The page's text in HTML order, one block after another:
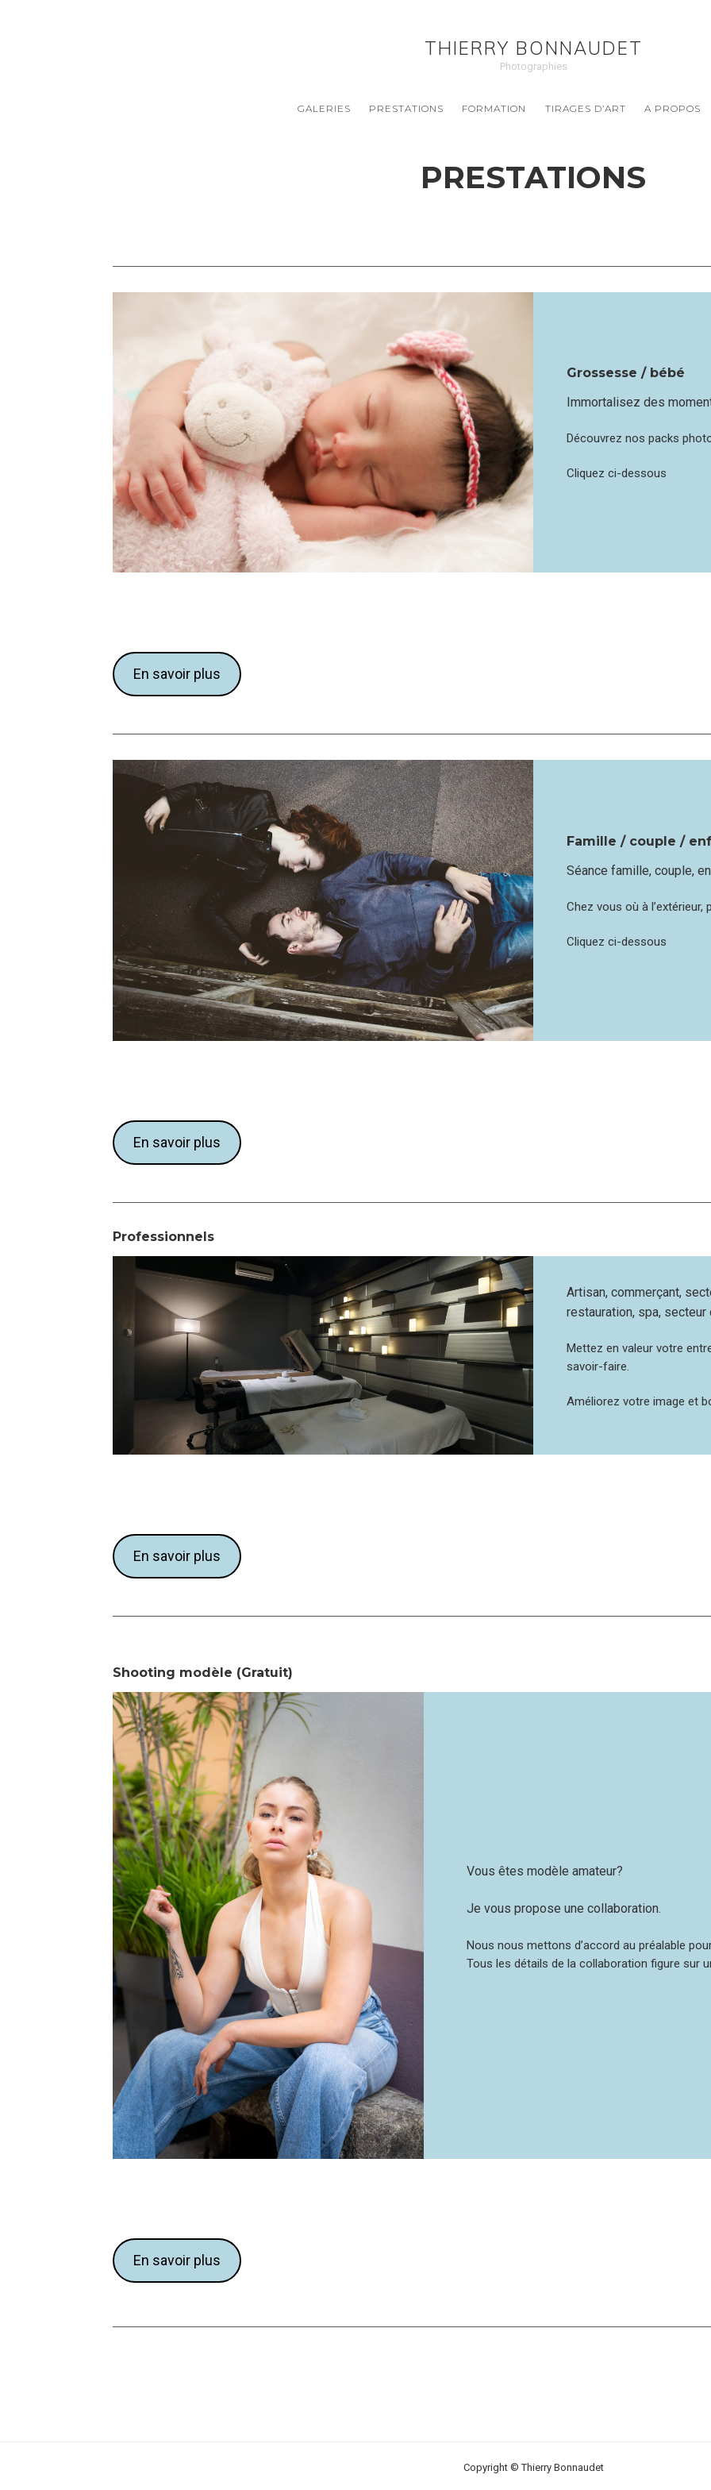
THIERRY BONNAUDET
Photographies
GALERIES PRESTATIONS FORMATION TIRAGES D’ART A PROPOS
PRESTATIONS
Grossesse / bébé
Immortalisez des
Découvrez nos packs
Cliquez ci-dessous
En savoir plus
Famille / couple /
Séance famille, couple,
Chez vous où à
Cliquez ci-dessous
En savoir plus
Professionnels
Artisan, commerçant,
restauration, spa,
Mettez en valeur votre
savoir-faire.
Améliorez votre image et
En savoir plus
Shooting modèle (Gratuit)
Vous êtes modèle amateur?
Je vous propose une collaboration.
Nous nous mettons d’accord au préalable
Tous les détails de la collaboration figure sur
En savoir plus
Copyright © Thierry Bonnaudet